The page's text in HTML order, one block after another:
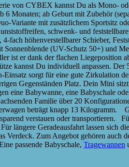
von CYBEX kannst Du als Mono-
Monaten; ab Geburt mit Zubehör
Variante mit zusätzlichem Sportsitz
schwenk- und
höhenverstellbarer Schieber,
Sonnenblende (UV-Schutz 50+) und
ist er dank der flachen Liegeposition
kannst Du individuell anpassen.
Einsatz sorgt für eine gute
Gegenständen Platz. Dein Mini
Babywanne, eine Babyschale
Familie über 20
beträgt knapp 13 Kilogramm.
verstauen oder transportieren.
längere Geradeausfahrt lassen sich
Verdeck. Zum Angebot gehören
passende Babyschale, Tragewannen